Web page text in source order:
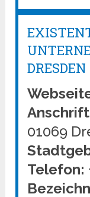
DRESDEN
01069
Telefon: